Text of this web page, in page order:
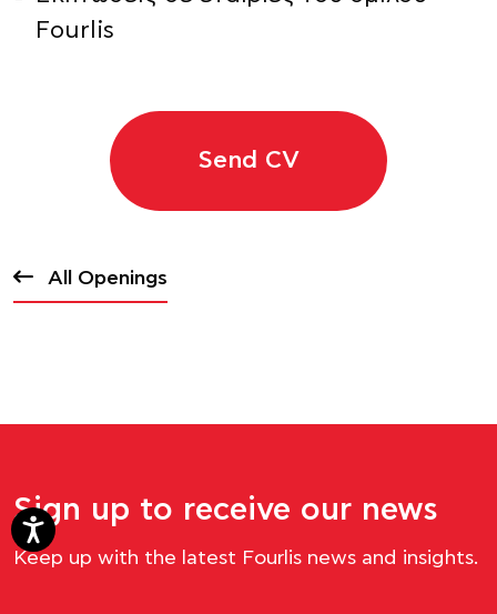
Fourlis
Send CV
All Openings
Sign up to receive our news
Keep up with the latest Fourlis news and insights.